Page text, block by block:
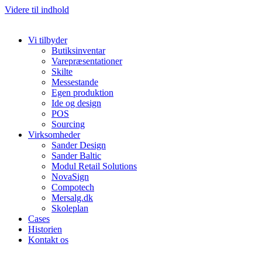
Videre til indhold
Vi tilbyder
Butiksinventar
Varepræsentationer
Skilte
Messestande
Egen produktion
Ide og design
POS
Sourcing
Virksomheder
Sander Design
Sander Baltic
Modul Retail Solutions
NovaSign
Compotech
Mersalg.dk
Skoleplan
Cases
Historien
Kontakt os